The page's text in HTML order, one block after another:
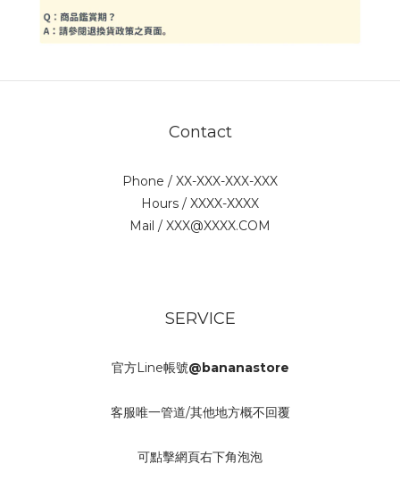
Contact
Phone / XX-XXX-XXX-XXX
Hours / XXXX-XXXX
Mail / XXX@XXXX.COM
SERVICE
官方Line帳號@bananastore
客服唯一管道/其他地方概不回覆
可點擊網頁右下角泡泡